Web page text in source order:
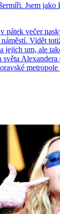
Jsem jako
pátek večer
Vidět
jejich um, ale
světa
metropole